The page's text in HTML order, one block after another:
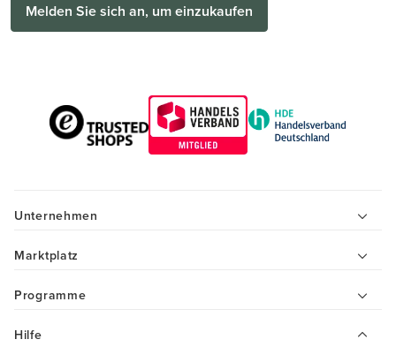
Melden Sie sich an, um einzukaufen
Unternehmen
Marktplatz
Programme
Hilfe